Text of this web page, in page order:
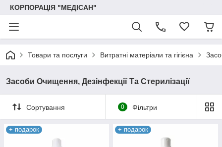
КОРПОРАЦІЯ "МЕДІСАН"
Товари та послуги Витратні матеріали та гігієна
Засоби Очищення, Дезінфекції Та Стерилізації
Сортування 0 Фільтри
+ подарок + подарок